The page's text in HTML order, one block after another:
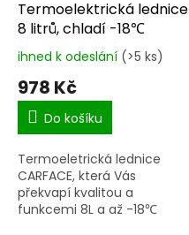
Termoelektrická lednice
8 litrů, chladí -18℃
Průměrné
hodnocení
produktu
5,0
5
hvězdiček.
ihned k odeslání (>5 ks)
978 Kč
Do košíku
Termoeletrická lednice
CARFACE, která Vás
překvapí kvalitou a
funkcemi 8L a až -18℃